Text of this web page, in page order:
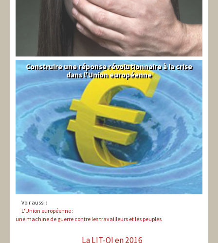
Syndical
Construire une réponse révolutionnaire à la crise
dans l'Union européenne
Voir aussi :
L'Union européenne :
une machine de guerre contre les travailleurs et les peuples
La LIT-QI en 2016